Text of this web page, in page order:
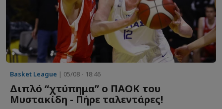
Basket League | 05/08 - 18:46
Διπλό “χτύπημα” ο ΠΑΟΚ του
Μυστακίδη - Πήρε ταλεντάρες!